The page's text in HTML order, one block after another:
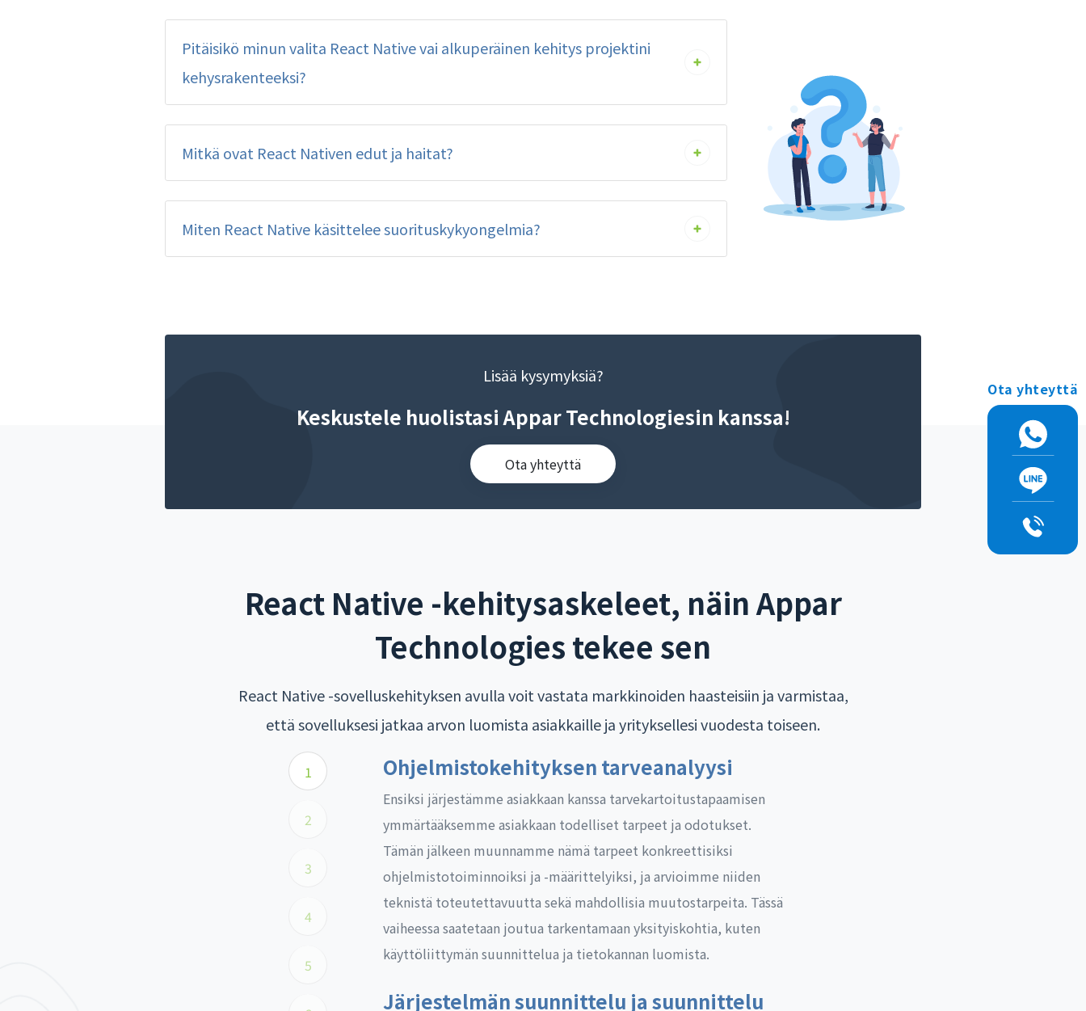
Pitäisikö minun valita React Native vai alkuperäinen kehitys projektini
kehysrakenteeksi?
Mitkä ovat React Nativen edut ja haitat?
Miten React Native käsittelee suorituskykyongelmia?
Lisää kysymyksiä?
Keskustele huolistasi Appar Technologiesin kanssa!
Ota yhteyttä
React Native -kehitysaskeleet, näin Appar
Technologies tekee sen
React Native -sovelluskehityksen avulla voit vastata markkinoiden haasteisiin ja varmistaa,
että sovelluksesi jatkaa arvon luomista asiakkaille ja yrityksellesi vuodesta toiseen.
1
2
3
4
5
Ohjelmistokehityksen tarveanalyysi
Ensiksi järjestämme asiakkaan kanssa tarvekartoitustapaamisen
ymmärtääksemme asiakkaan todelliset tarpeet ja odotukset.
Tämän jälkeen muunnamme nämä tarpeet konkreettisiksi
ohjelmistotoiminnoiksi ja -määrittelyiksi, ja arvioimme niiden
teknistä toteutettavuutta sekä mahdollisia muutostarpeita. Tässä
vaiheessa saatetaan joutua tarkentamaan yksityiskohtia, kuten
käyttöliittymän suunnittelua ja tietokannan luomista.
Järjestelmän suunnittelu ja suunnittelu
Ota yhteyttä